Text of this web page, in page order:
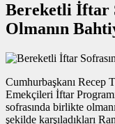
Bereketli İftar
Olmanın
Cumhurbaşkanı Recep
Emekçileri İftar
sofrasında birlikte
şekilde karşıladıkları